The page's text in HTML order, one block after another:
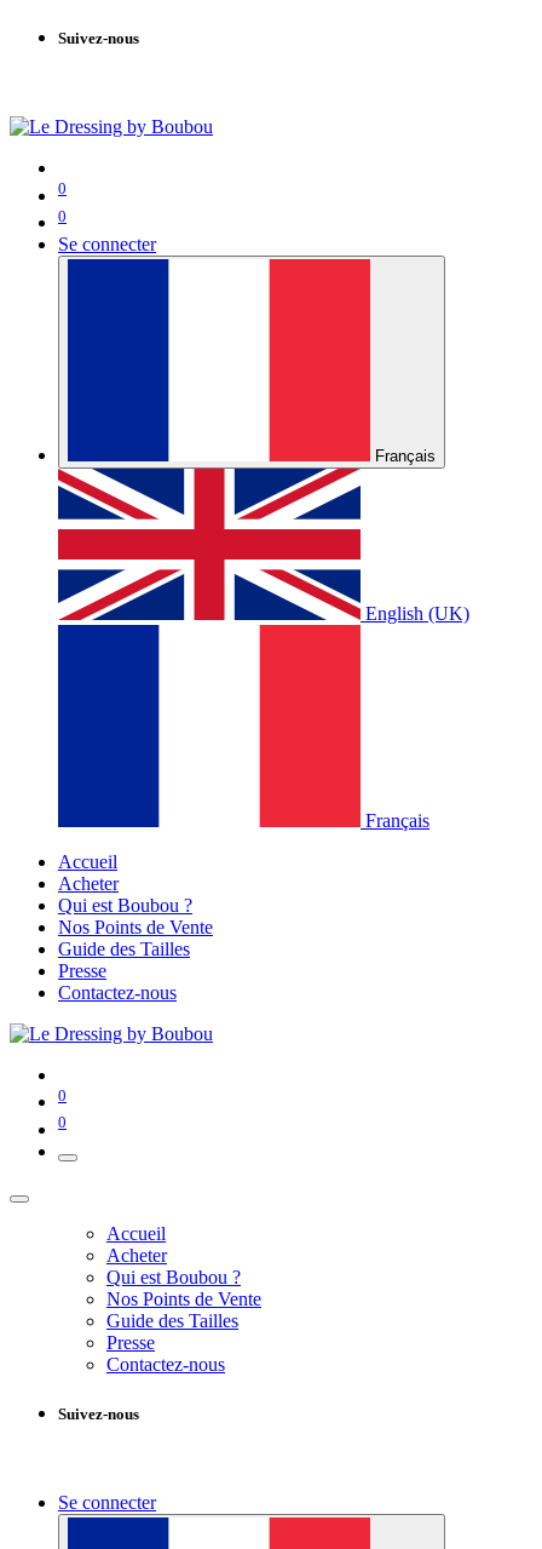
Suivez-nous
0
0
Se connecter
Français
English (UK)
Français
Accueil
Acheter
Qui est Boubou ?
Nos Points de Vente
Guide des Tailles
Presse
Contactez-nous
0
0
Accueil
Acheter
Qui est Boubou ?
Nos Points de Vente
Guide des Tailles
Presse
Contactez-nous
Suivez-nous
Se connecter